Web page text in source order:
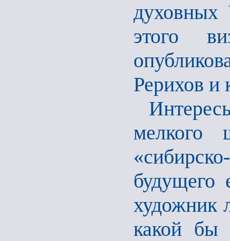
духовных
этого
Рерихов и
мелкого
художник
какой бы